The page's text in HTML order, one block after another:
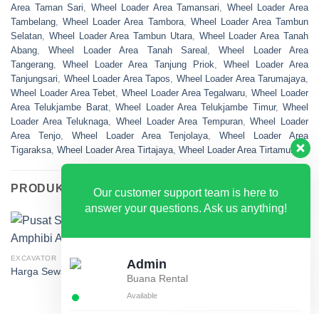
Area Taman Sari, Wheel Loader Area Tamansari, Wheel Loader Area
Tambelang,Wheel Loader Area Tambora, Wheel Loader Area Tambun
Selatan, Wheel Loader Area Tambun Utara, Wheel Loader Area Tanah
Abang,Wheel Loader Area Tanah Sareal ,Wheel Loader Area
Tangerang,Wheel Loader Area Tanjung Priok, Wheel Loader Area
Tanjungsari, Wheel Loader Area Tapos, Wheel Loader Area Tarumajaya,
Wheel Loader Area Tebet,Wheel Loader Area Tegalwaru,Wheel Loader
Area Telukjambe Barat,Wheel Loader Area Telukjambe Timur, Wheel
Loader Area Teluknaga, Wheel Loader Area Tempuran,Wheel Loader
Area Tenjo, Wheel Loader Area Tenjolaya,Wheel Loader Area
Tigaraksa, Wheel Loader Area Tirtajaya, Wheel Loader Area Tirtamulya
PRODUK TERKAIT
EXCAVATOR
Harga Sewa Excavator Amphibi
Our customer support team is here to
answer your questions. Ask us anything!
Admin
Buana Rental
Available